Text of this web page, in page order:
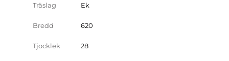
Träslag Ek
Bredd 620
Tjocklek 28